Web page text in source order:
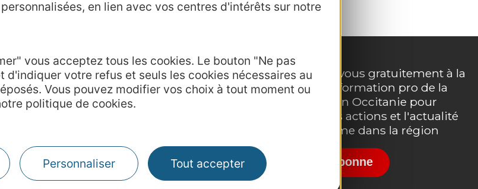
en lien avec vos centres d'intérêts sur notre
vous acceptez tous les cookies. Le bouton "Ne pas
votre refus et seuls les cookies nécessaires au
Vous pouvez modifier vos choix à tout moment ou
politique de cookies.
Personnaliser Tout accepter
des premiers échanges autour du partenariat.
Agence AD'OCC
Presse et influence
Voyagistes
Grand public
Inscrivez-vous gratuitement à la
lettre d'information pro de la
destination Occitanie pour
suivre nos actions et l'actualité
du tourisme dans la région
Je m'abonne